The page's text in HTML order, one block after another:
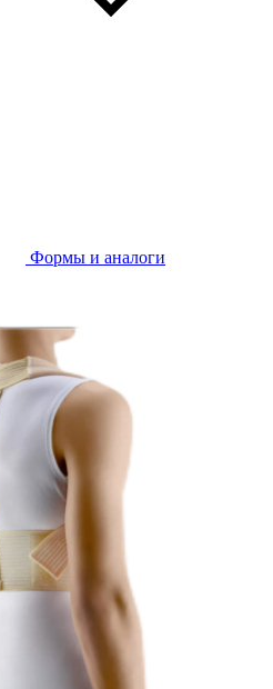
Формы и аналоги